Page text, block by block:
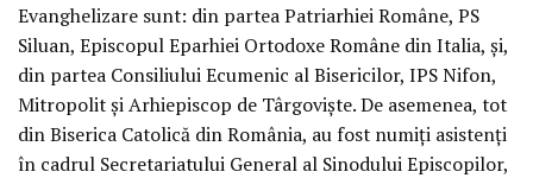
Evanghelizare sunt: din partea Patriarhiei Române, PS
Siluan, Episcopul Eparhiei Ortodoxe Române din Italia, şi,
din partea Consiliului Ecumenic al Bisericilor, IPS Nifon,
Mitropolit şi Arhiepiscop de Târgovişte. De asemenea, tot
din Biserica Catolică din România, au fost numiţi asistenţi
în cadrul Secretariatului General al Sinodului Episcopilor,